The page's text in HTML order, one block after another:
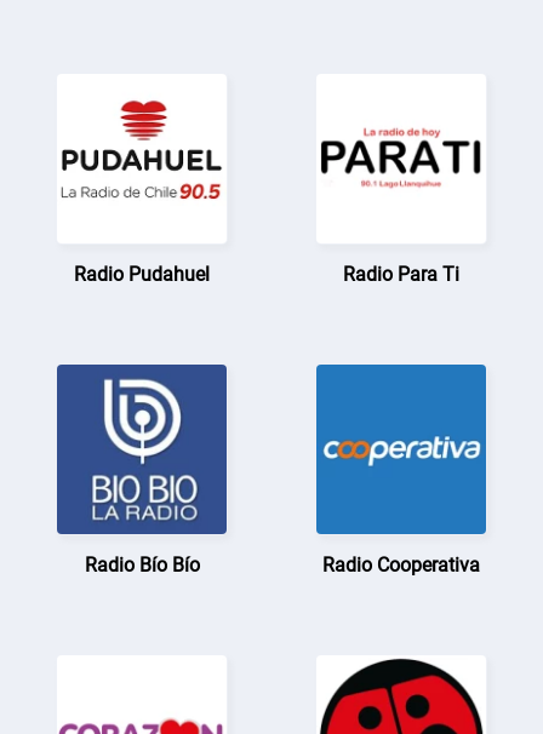
Radio Pudahuel Radio Para Ti
Radio Bío Bío Radio Cooperativa